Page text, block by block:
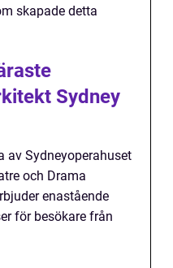
skapade detta
Sydney
av Sydneyoperahuset
och Drama
enastående
för besökare från